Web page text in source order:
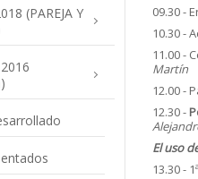
(PAREJA Y
09.30 -
10.30 -
11.00 -
Martín
12.00 -
12.30 -
El uso
13.30 -